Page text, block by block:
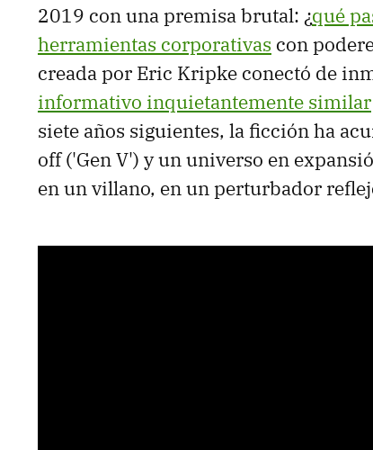
2019 con una premisa brutal: ¿qué
herramientas corporativas con
creada por Eric Kripke conectó de
informativo inquietantemente similar
siete años siguientes, la ficción ha
off ('Gen V') y un universo en
en un villano, en un perturbador